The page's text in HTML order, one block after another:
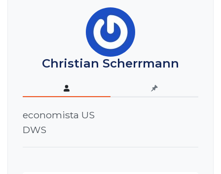
Christian Scherrmann
economista US
DWS